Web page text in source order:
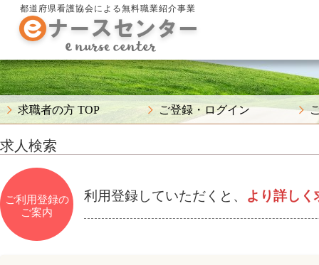
都道府県看護協会による無料職業紹介事業
求職者の方 TOP ご登録・ログイン
求人検索
ご利用登録の
ご案内
利用登録していただくと、 より詳しく